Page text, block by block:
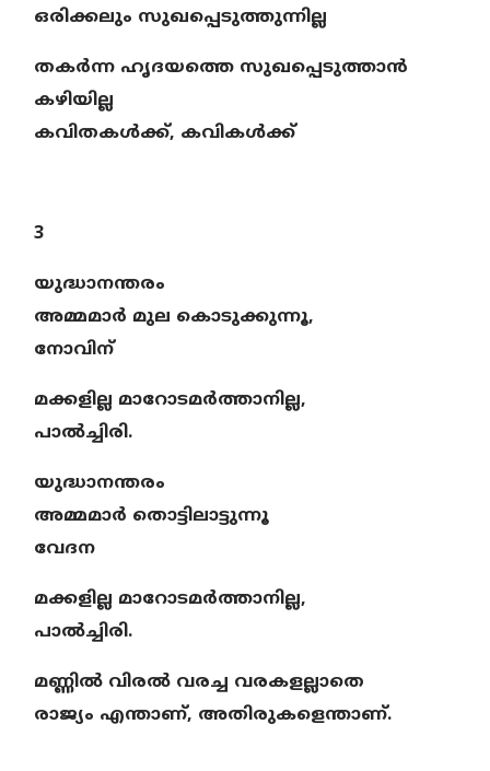
ഒരിക്കലും സുഖപ്പെടുത്തുന്നില്ല
തകര്‍ന്ന ഹൃദയത്തെ സുഖപ്പെടുത്താന്‍
കഴിയില്ല
കവിതകള്‍ക്ക്, കവികള്‍ക്ക്
3
യുദ്ധാനന്തരം
അമ്മമാര്‍ മുല കൊടുക്കുന്നൂ,
നോവിന്
മക്കളില്ല മാറോടമര്‍ത്താനില്ല,
പാല്‍ച്ചിരി.
യുദ്ധാനന്തരം
അമ്മമാര്‍ തൊട്ടിലാട്ടുന്നൂ
വേദന
മക്കളില്ല മാറോടമര്‍ത്താനില്ല,
പാല്‍ച്ചിരി.
മണ്ണില്‍ വിരല്‍ വരച്ച വരകളല്ലാതെ
രാജ്യം എന്താണ്, അതിരുകളെന്താണ്.